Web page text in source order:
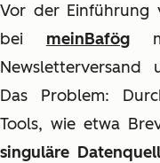
Vor der Einführung
bei meinBafög
Newsletterversand
Das Problem:
Tools, wie etwa
singuläre